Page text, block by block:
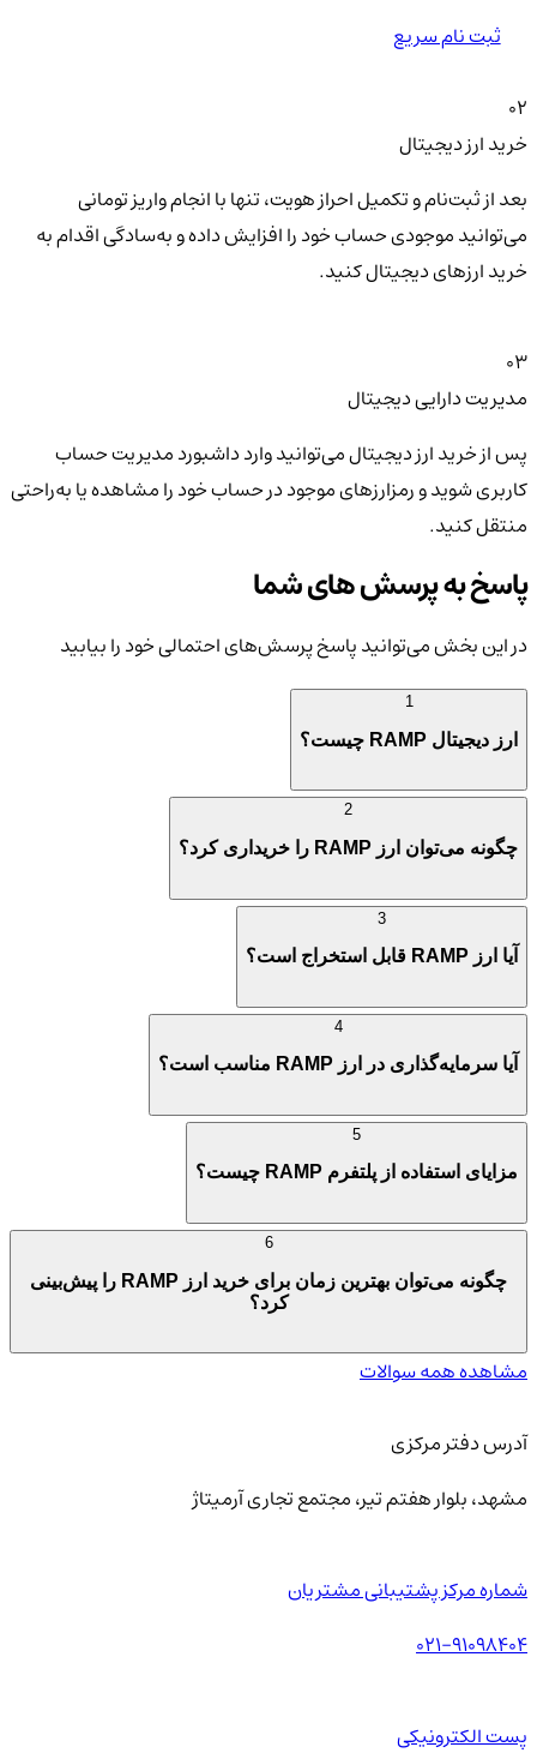
ثبت نام سریع
02
خرید ارز دیجیتال
بعد از ثبت‌نام و تکمیل احراز هویت، تنها با انجام واریز تومانی
می‌توانید موجودی حساب خود را افزایش داده و به‌سادگی اقدام به
خرید ارزهای دیجیتال کنید.
03
مدیریت دارایی دیجیتال
پس از خرید ارز دیجیتال می‌توانید وارد داشبورد مدیریت حساب
کاربری شوید و رمزارزهای موجود در حساب خود را مشاهده یا به‌راحتی
منتقل کنید.
پاسخ به پرسش های شما
در این بخش می‌توانید پاسخ پرسش‌های احتمالی خود را بیابید
ارز دیجیتال RAMP چیست؟
چگونه می‌توان ارز RAMP را خریداری کرد؟
آیا ارز RAMP قابل استخراج است؟
آیا سرمایه‌گذاری در ارز RAMP مناسب است؟
مزایای استفاده از پلتفرم RAMP چیست؟
چگونه می‌توان بهترین زمان برای خرید ارز RAMP را پیش‌بینی
کرد؟
مشاهده همه سوالات
آدرس دفتر مرکزی
مشهد، بلوار هفتم تیر، مجتمع تجاری آرمیتاژ
شماره مرکز پشتیبانی مشتریان
021-91098404
پست الکترونیکی